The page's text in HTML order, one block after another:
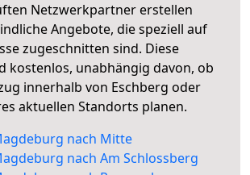
Netzwerkpartner erstellen
Angebote, die speziell auf
zugeschnitten sind. Diese
kostenlos, unabhängig davon, ob
innerhalb von Eschberg oder
aktuellen Standorts planen.
nach Mitte
nach Am Schlossberg